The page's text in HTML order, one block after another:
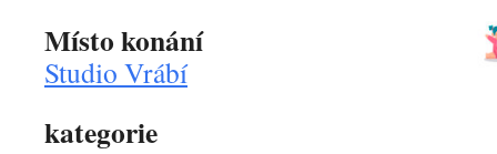
Místo konání
Studio Vrábí
kategorie